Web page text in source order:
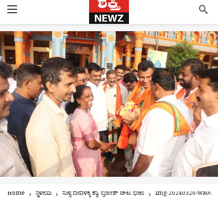
Home ಸ್ಥಳೀಯ ಸುಳ್ಯ ದೇವಳಕ್ಕೆ ಕ್ಯಾ. ಬ್ರಿಜೇಶ್‌ ಚೌಟ ಭೇಟಿ img-20240320-